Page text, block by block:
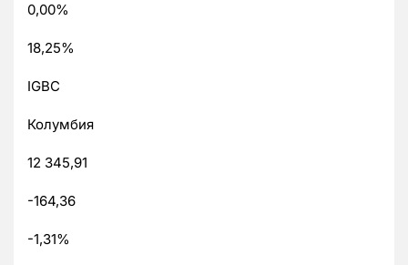
0,00%
18,25%
IGBC
Колумбия
12 345,91
-164,36
-1,31%